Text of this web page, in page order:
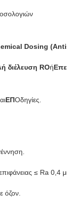
Dosing
διέλευση ROή
ΕΠΟδηγίες.
≤ Ra 0,4
όζον.